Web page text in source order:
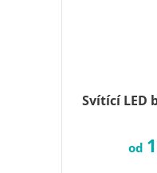
Svítící LED
od